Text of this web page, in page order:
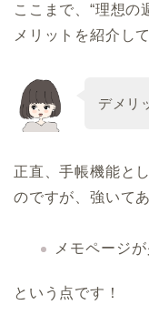
ここまで、“理想の
メリットを紹介し
デメリ
正直、手帳機能と
のですが、強いて
メモページ
という点です！